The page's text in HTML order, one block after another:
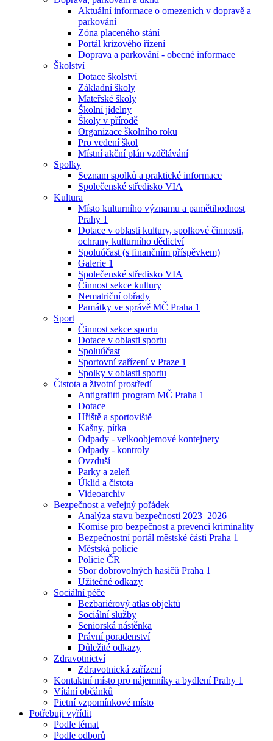
Aktuální informace o omezeních v dopravě a
parkování
Zóna placeného stání
Portál krizového řízení
Doprava a parkování - obecné informace
Školství
Dotace školství
Základní školy
Mateřské školy
Školní jídelny
Školy v přírodě
Organizace školního roku
Pro vedení škol
Místní akční plán vzdělávání
Spolky
Seznam spolků a praktické informace
Společenské středisko VIA
Kultura
Místo kulturního významu a pamětihodnost
Prahy 1
Dotace v oblasti kultury, spolkové činnosti,
ochrany kulturního dědictví
Spoluúčast (s finančním příspěvkem)
Galerie 1
Společenské středisko VIA
Činnost sekce kultury
Nematriční obřady
Památky ve správě MČ Praha 1
Sport
Činnost sekce sportu
Dotace v oblasti sportu
Spoluúčast
Sportovní zařízení v Praze 1
Spolky v oblasti sportu
Čistota a životní prostředí
Antigrafitti program MČ Praha 1
Dotace
Hřiště a sportoviště
Kašny, pítka
Odpady - velkoobjemové kontejnery
Odpady - kontroly
Ovzduší
Parky a zeleň
Úklid a čistota
Videoarchiv
Bezpečnost a veřejný pořádek
Analýza stavu bezpečnosti 2023–2026
Komise pro bezpečnost a prevenci kriminality
Bezpečnostní portál městské části Praha 1
Městská policie
Policie ČR
Sbor dobrovolných hasičů Praha 1
Užitečné odkazy
Sociální péče
Bezbariérový atlas objektů
Sociální služby
Seniorská nástěnka
Právní poradenství
Důležité odkazy
Zdravotnictví
Zdravotnická zařízení
Kontaktní místo pro nájemníky a bydlení Prahy 1
Vítání občánků
Pietní vzpomínkové místo
Potřebuji vyřídit
Podle témat
Podle odborů